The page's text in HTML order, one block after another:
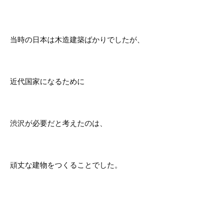
当時の日本は木造建築ばかりでしたが、
近代国家になるために
渋沢が必要だと考えたのは、
頑丈な建物をつくることでした。